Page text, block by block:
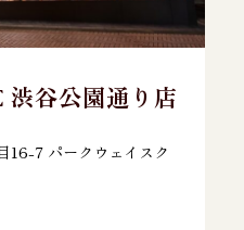
谷公園通り店
16-7 パークウェイスク